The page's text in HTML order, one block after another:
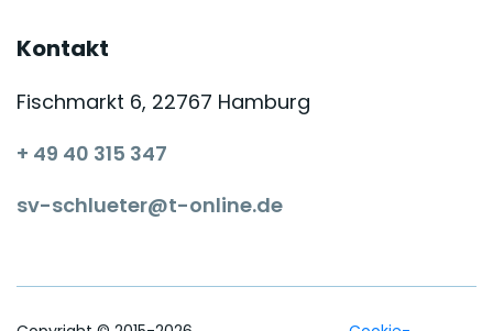
Kontakt
Fischmarkt 6, 22767 Hamburg
+ 49 40 315 347
sv-schlueter@t-online.de